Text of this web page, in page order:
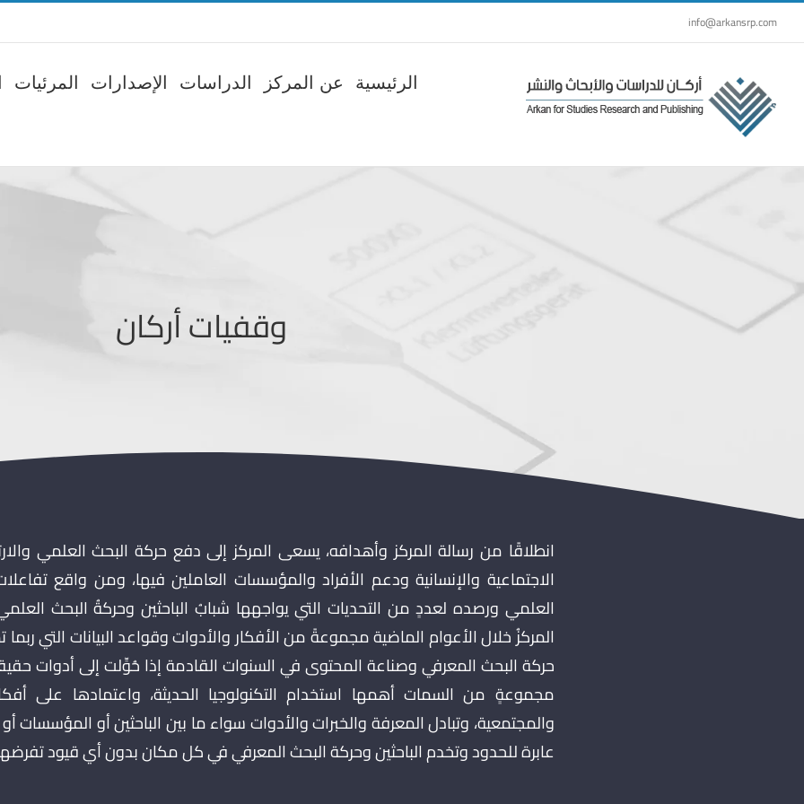
Skip
to
info@arkansrp.com
الرئيسية عن المركز الدراسات الإصدارات المرئيات
وقفيات أركان
انطلاقًا من رسالة المركز وأهدافه، يسعى المركز إلى دفع حركة البحث العلمي
الاجتماعية والإنسانية ودعم الأفراد والمؤسسات العاملين فيها، ومن واقع
العلمي ورصده لعددٍ من التحديات التي يواجهها شبابُ الباحثين وحركةُ البحث
المركزُ خلال الأعوام الماضية مجموعةً من الأفكار والأدوات وقواعد البيانات التي
حركة البحث المعرفي وصناعة المحتوى في السنوات القادمة إذا حُوِّلت إلى أدوات
مجموعةٍ من السمات أهمها استخدام التكنولوجيا الحديثة، واعتمادها على
والمجتمعية، وتبادل المعرفة والخبرات والأدوات سواء ما بين الباحثين أو المؤسسات
عابرة للحدود وتخدم الباحثين وحركة البحث المعرفي في كل مكان بدون أي قيود